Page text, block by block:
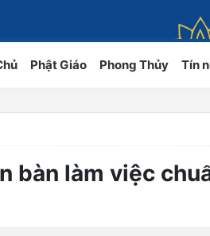
Phật Giáo Phong Thủy Tín
bàn làm việc